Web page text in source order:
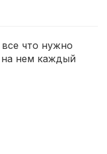
что нужно
на нем каждый